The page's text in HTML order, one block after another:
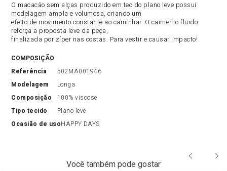
O macacão sem alças produzido em tecido plano leve possui
modelagem ampla e volumosa, criando um
efeito de movimento constante ao caminhar. O caimento fluido
reforça a proposta leve da peça,
finalizada por zíper nas costas. Para vestir e causar impacto!
COMPOSIÇÃO
referência
502MA001946
modelagem
Longa
composição
100% viscose
tipo tecido
Plano leve
ocasião de usoHAPPY DAYS
Você também pode gostar